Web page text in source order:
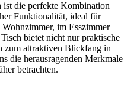
die perfekte Kombination
Funktionalität, ideal für
im Esszimmer
bietet nicht nur praktische
zum attraktiven Blickfang in
die herausragenden Merkmale
betrachten.